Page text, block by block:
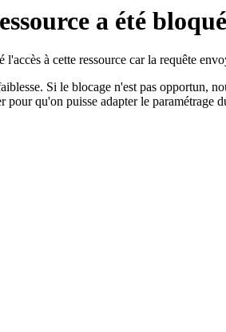
a été bloqué
à cette ressource car la requête
Si le blocage n'est pas opportun,
qu'on puisse adapter le paramétrage